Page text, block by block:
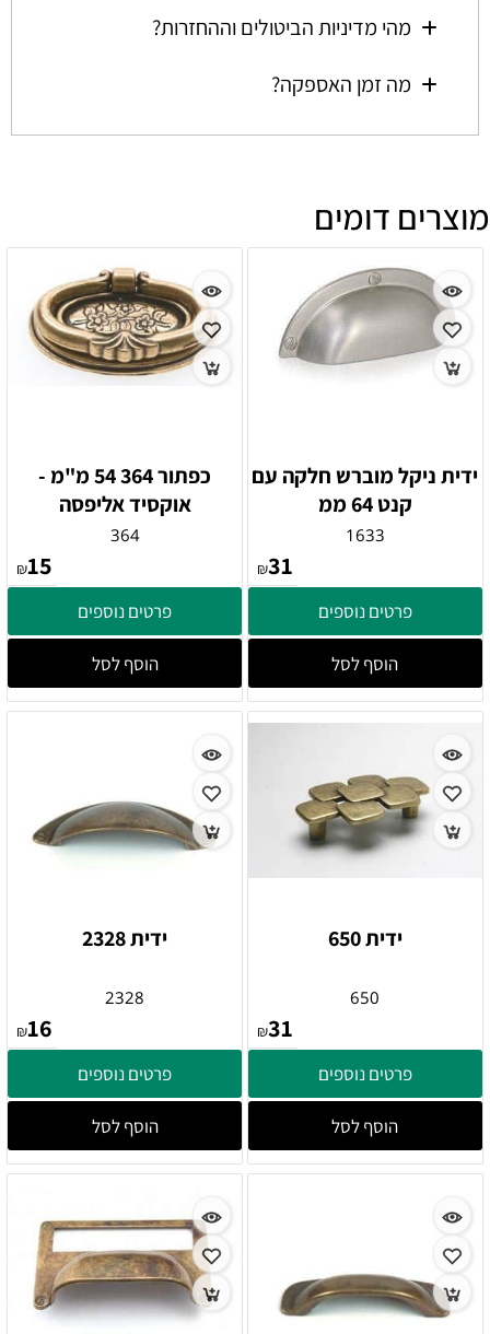
מהי מדיניות הביטולים וההחזרות?
מה זמן האספקה?
מוצרים דומים
ידית ניקל מוברש חלקה עם
קנט 64 ממ
1633
₪31
פרטים נוספים
הוסף לסל
כפתור 364 54 מ"מ -
אוקסיד אליפסה
364
₪15
פרטים נוספים
הוסף לסל
ידית 650
650
₪31
פרטים נוספים
הוסף לסל
ידית 2328
2328
₪16
פרטים נוספים
הוסף לסל